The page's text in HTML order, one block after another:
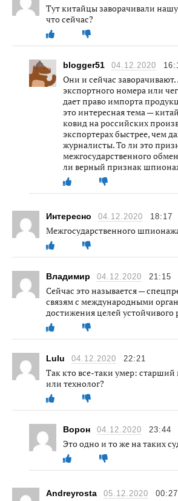
Тут китайцы заворачивали
что сейчас?
blogger51 04.12.2020
Они и сейчас
экспортного номера или
дает право импорта
это интересная тема —
ковид на российских
экспортерах быстрее, чем
журналисты. То ли это
межгосударственного
ли верный признак
Интересно 04.12.2020 18:17
Межгосударственного
Владимир 04.12.2020 21:15
Сейчас это называется —
связям с международными
достижения целей устойчивого
Lulu 04.12.2020 22:21
Так кто все-таки умер: старший
или технолог?
Ворон 04.12.2020 23:44
Это одно и то же на таких
Andreyrosta 05.12.2020 00:27